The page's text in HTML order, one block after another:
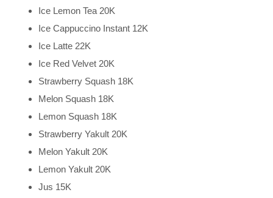
Ice Lemon Tea 20K
Ice Cappuccino Instant 12K
Ice Latte 22K
Ice Red Velvet 20K
Strawberry Squash 18K
Melon Squash 18K
Lemon Squash 18K
Strawberry Yakult 20K
Melon Yakult 20K
Lemon Yakult 20K
Jus 15K